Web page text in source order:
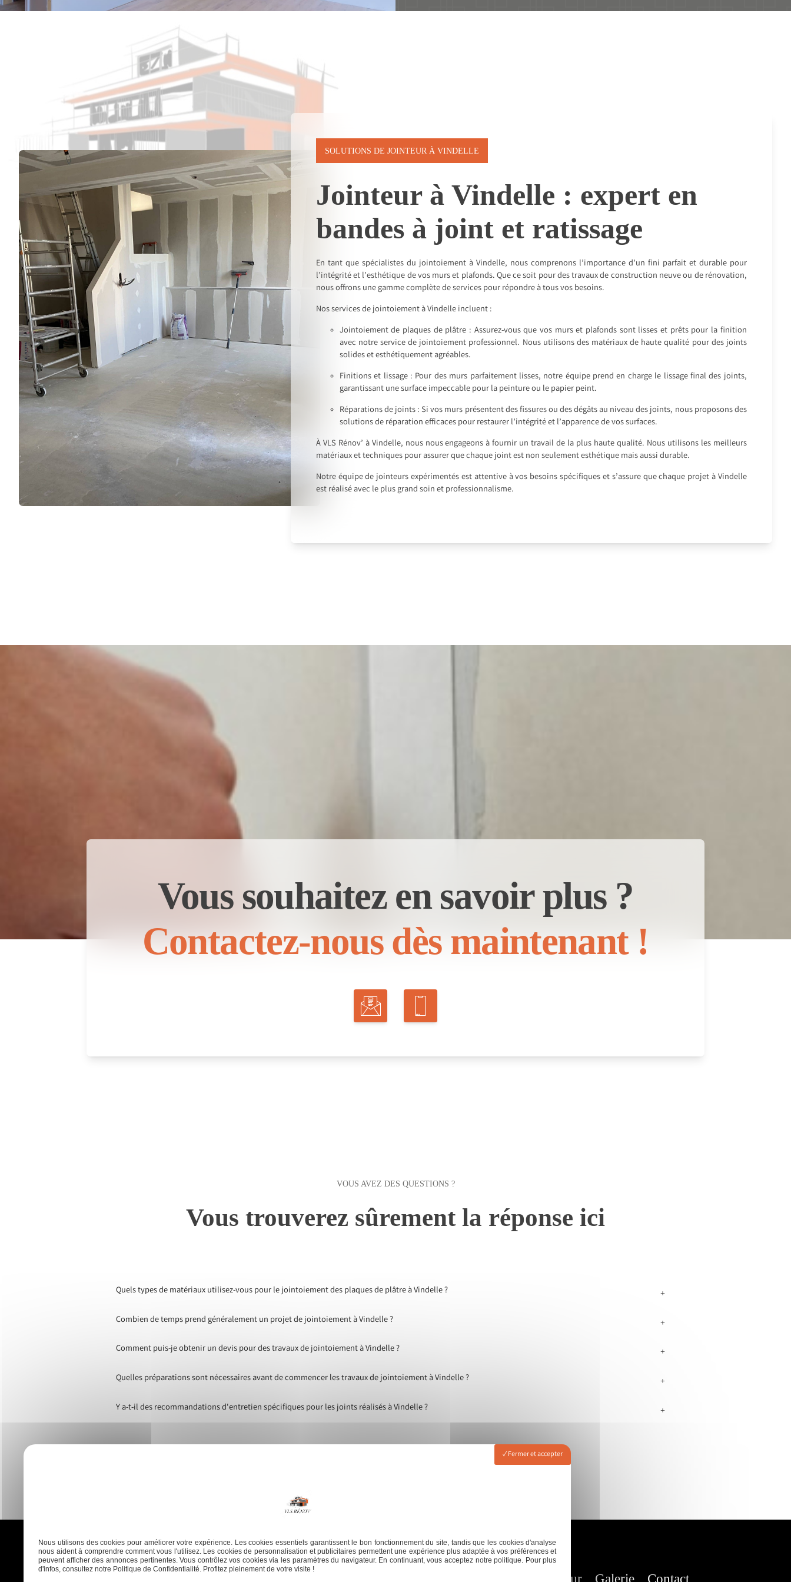
SOLUTIONS DE JOINTEUR À VINDELLE
Jointeur à Vindelle : expert en
bandes à joint et ratissage
En tant que spécialistes du jointoiement à Vindelle, nous comprenons l’importance d’un fini parfait et durable pour
l’intégrité et l’esthétique de vos murs et plafonds. Que ce soit pour des travaux de construction neuve ou de rénovation,
nous offrons une gamme complète de services pour répondre à tous vos besoins.
Nos services de jointoiement à Vindelle incluent :
Jointoiement de plaques de plâtre : Assurez-vous que vos murs et plafonds sont lisses et prêts pour la finition
avec notre service de jointoiement professionnel. Nous utilisons des matériaux de haute qualité pour des joints
solides et esthétiquement agréables.
Finitions et lissage : Pour des murs parfaitement lisses, notre équipe prend en charge le lissage final des joints,
garantissant une surface impeccable pour la peinture ou le papier peint.
Réparations de joints : Si vos murs présentent des fissures ou des dégâts au niveau des joints, nous proposons des
solutions de réparation efficaces pour restaurer l’intégrité et l’apparence de vos surfaces.
À VLS Rénov’ à Vindelle, nous nous engageons à fournir un travail de la plus haute qualité. Nous utilisons les meilleurs
matériaux et techniques pour assurer que chaque joint est non seulement esthétique mais aussi durable.
Notre équipe de jointeurs expérimentés est attentive à vos besoins spécifiques et s’assure que chaque projet à Vindelle
est réalisé avec le plus grand soin et professionnalisme.
Vous souhaitez en savoir plus ?
Contactez-nous dès maintenant !
VOUS AVEZ DES QUESTIONS ?
Vous trouverez sûrement la réponse ici
Quels types de matériaux utilisez-vous pour le jointoiement des plaques de plâtre à Vindelle ? +
Combien de temps prend généralement un projet de jointoiement à Vindelle ? +
Comment puis-je obtenir un devis pour des travaux de jointoiement à Vindelle ? +
Quelles préparations sont nécessaires avant de commencer les travaux de jointoiement à Vindelle ? +
Y a-t-il des recommandations d'entretien spécifiques pour les joints réalisés à Vindelle ? +
Revêtement de mur Galerie Contact
Fermer et accepter
Nous utilisons des cookies pour améliorer votre expérience. Les cookies essentiels garantissent le bon fonctionnement du site, tandis que les cookies d'analyse
nous aident à comprendre comment vous l'utilisez. Les cookies de personnalisation et publicitaires permettent une expérience plus adaptée à vos préférences et
peuvent afficher des annonces pertinentes. Vous contrôlez vos cookies via les paramètres du navigateur. En continuant, vous acceptez notre politique. Pour plus
d'infos, consultez notre Politique de Confidentialité. Profitez pleinement de votre visite !